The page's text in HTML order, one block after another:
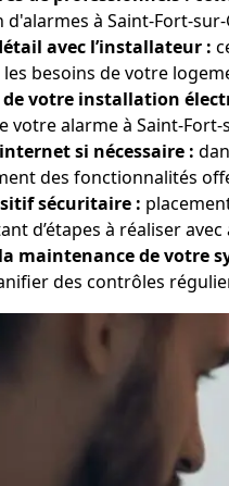
à Saint-Fort-
avec l’installateur :
besoins de votre
votre installation
votre alarme à Saint-
si nécessaire :
des fonctionnalités
sécuritaire :
d’étapes à réaliser
maintenance de votre
des contrôles